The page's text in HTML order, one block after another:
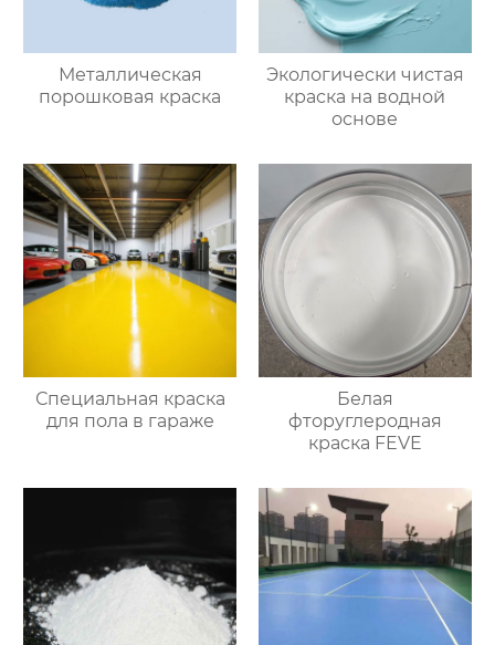
Металлическая
порошковая краска
Экологически чистая
краска на водной
основе
Специальная краска
для пола в гараже
Белая
фторуглеродная
краска FEVE